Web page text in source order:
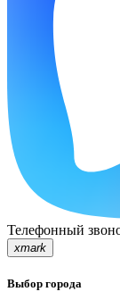
Телефонный
xmark
Выбор города